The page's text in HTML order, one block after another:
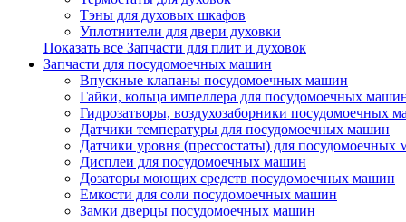
Тэны для духовых шкафов
Уплотнители для двери духовки
Показать все Запчасти для плит и духовок
Запчасти для посудомоечных машин
Впускные клапаны посудомоечных машин
Гайки, кольца импеллера для посудомоечных
Гидрозатворы, воздухозаборники посудомоечных
Датчики температуры для посудомоечных машин
Датчики уровня (прессостаты) для посудомоечных
Дисплеи для посудомоечных машин
Дозаторы моющих средств посудомоечных машин
Емкости для соли посудомоечных машин
Замки дверцы посудомоечных машин